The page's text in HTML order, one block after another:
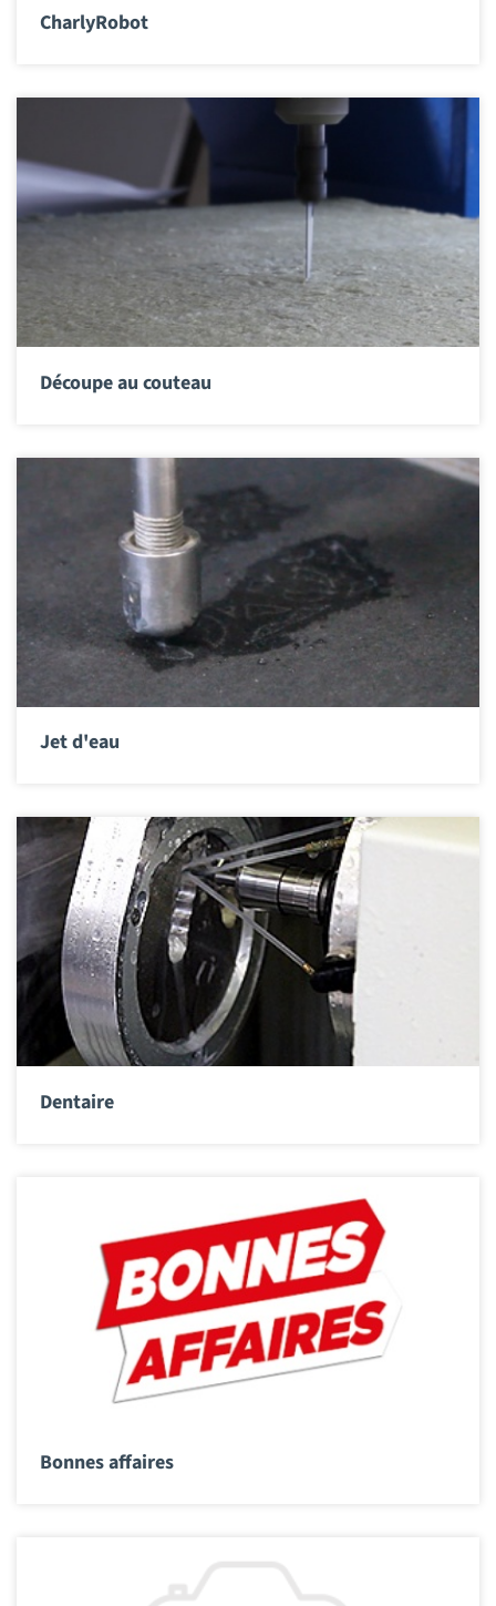
CharlyRobot
Découpe au couteau
Jet d'eau
Dentaire
Bonnes affaires